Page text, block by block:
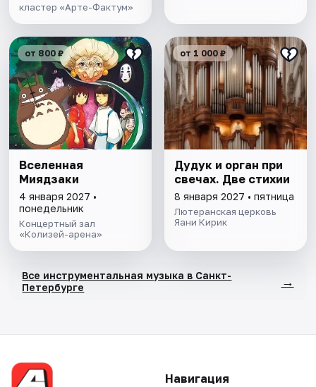
кластер «Арте-Фактум»
от 800 ₽
Вселенная
Миядзаки
4 января 2027 •
понедельник
Концертный зал
«Колизей-арена»
от 1 000 ₽
Дудук и орган при
свечах. Две стихии
8 января 2027 • пятница
Лютеранская церковь
Яани Кирик
Все инструментальная музыка в Санкт-
Петербурге
→
Навигация